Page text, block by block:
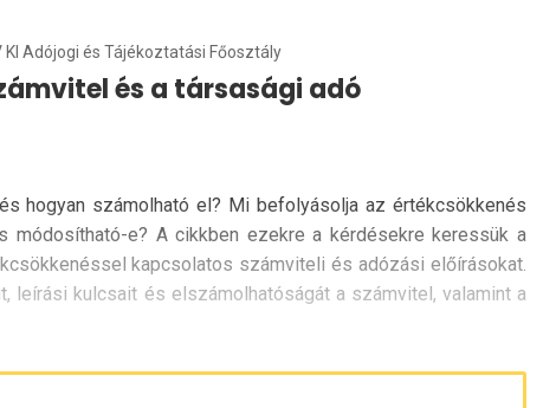
Adójogi és Tájékoztatási Főosztály
és a társasági adó
hogyan számolható el? Mi befolyásolja az értékcsökkenés
e? A cikkben ezekre a kérdésekre keressük a
kapcsolatos számviteli és adózási előírásokat.
leírási kulcsait és elszámolhatóságát a számvitel, valamint a